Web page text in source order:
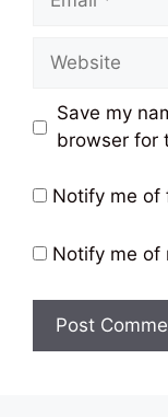
Website
Save my
browser for
Notify me of
Notify me of